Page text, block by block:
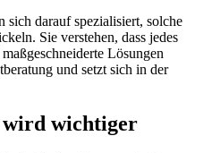
darauf spezialisiert, solche
Sie verstehen, dass jedes
Lösungen
und setzt sich in der
wird wichtiger